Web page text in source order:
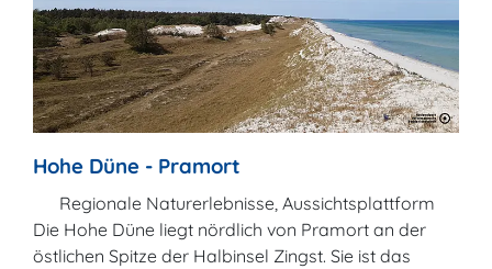
Hohe Düne - Pramort
Regionale Naturerlebnisse, Aussichtsplattform
Die Hohe Düne liegt nördlich von Pramort an der
östlichen Spitze der Halbinsel Zingst. Sie ist das